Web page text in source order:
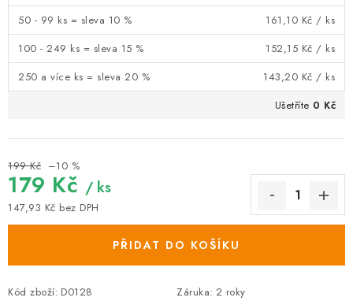
50 - 99 ks = sleva 10 %
161,10 Kč / ks
100 - 249 ks = sleva 15 %
152,15 Kč / ks
250 a více ks = sleva 20 %
143,20 Kč / ks
Ušetříte 0 Kč
199 Kč –10 %
179 Kč / ks
147,93 Kč bez DPH
Měrná cena:
PŘIDAT DO KOŠÍKU
Kód zboží: D0128 Záruka: 2 roky